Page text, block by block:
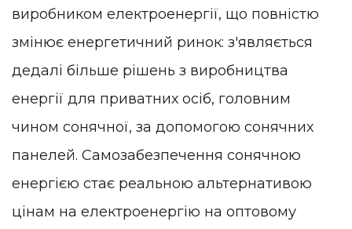
виробником електроенергії, що повністю
змінює енергетичний ринок: з'являється
дедалі більше рішень з виробництва
енергії для приватних осіб, головним
чином сонячної, за допомогою сонячних
панелей. Самозабезпечення сонячною
енергією стає реальною альтернативою
цінам на електроенергію на оптовому